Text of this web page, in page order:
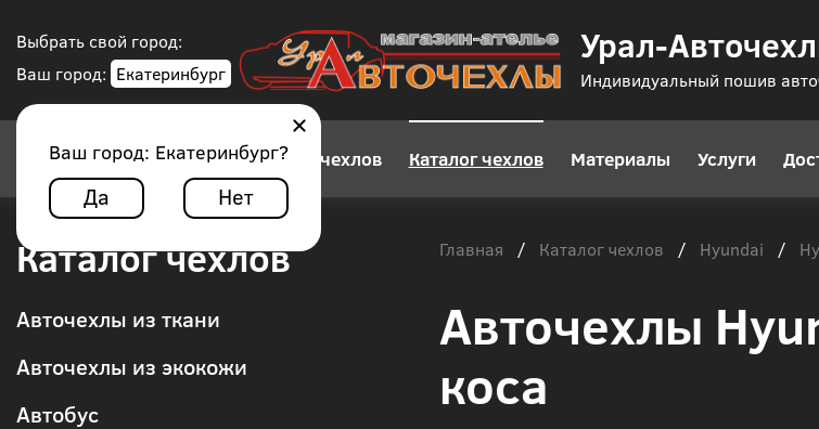
Выбрать свой город:
Ваш город: Екатеринбург
Ваш город: Екатеринбург?
Да Нет
Урал-
Индивидуальный пошив
Конструктор авточехлов Каталог чехлов Материалы Услуги
Каталог чехлов
Авточехлы из ткани
Авточехлы из экокожи
Автобус
Главная / Каталог чехлов / Hyundai /
Авточехлы
коса